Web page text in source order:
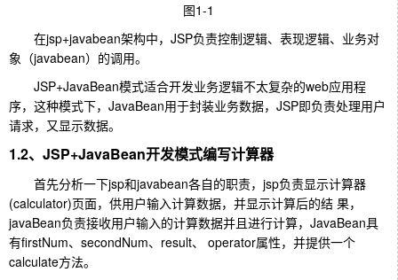
图1-1
在jsp+javabean架构中，JSP负责控制逻辑、表现逻辑、业务对
象（javabean）的调用。
JSP+JavaBean模式适合开发业务逻辑不太复杂的web应用程
序，这种模式下，JavaBean用于封装业务数据，JSP即负责处理用户
请求，又显示数据。
1.2、JSP+JavaBean开发模式编写计算器
首先分析一下jsp和javabean各自的职责，jsp负责显示计算器
(calculator)页面，供用户输入计算数据，并显示计算后的结 果，
javaBean负责接收用户输入的计算数据并且进行计算，JavaBean具
有firstNum、secondNum、result、 operator属性，并提供一个
calculate方法。